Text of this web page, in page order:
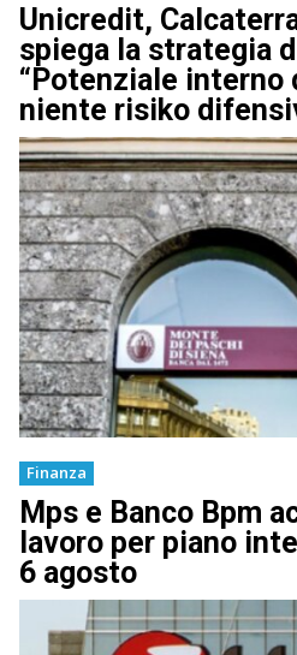
Unicredit,
spiega la strategia
“Potenziale interno
niente risiko
Finanza
Mps e Banco Bpm
lavoro per piano
6 agosto